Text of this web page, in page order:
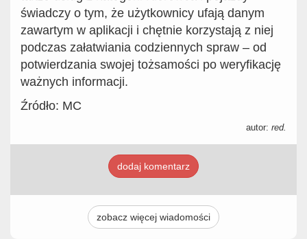
świadczy o tym, że użytkownicy ufają danym
zawartym w aplikacji i chętnie korzystają z niej
podczas załatwiania codziennych spraw – od
potwierdzania swojej tożsamości po weryfikację
ważnych informacji.
Źródło: MC
autor: red.
dodaj komentarz
zobacz więcej wiadomości